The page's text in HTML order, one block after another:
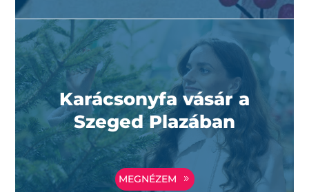
Karácsonyfa vásár a
Szeged Plazában
MEGNÉZEM